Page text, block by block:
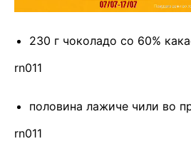
230 г чоколадо со 60%
rn011
половина лажиче чили во
rn011